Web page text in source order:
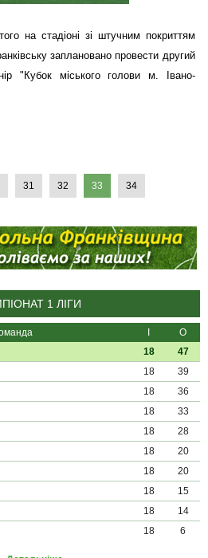
на стадіоні зі штучним покриттям
заплановано провести другий
"Кубок міського голови м. Івано-
31 32 33 34
1 ЛІГИ
О
18
47
18
39
18
36
18
33
18
28
18
20
18
20
18
15
18
14
18 6